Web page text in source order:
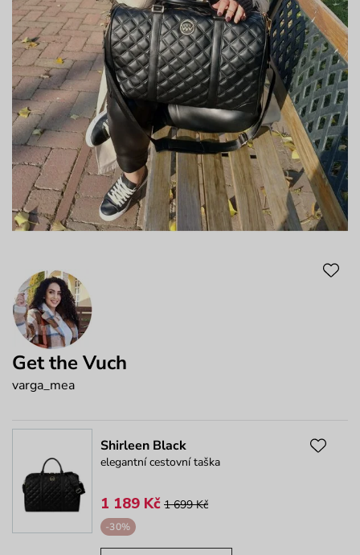
Get the Vuch
varga_mea
Shirleen Black
elegantní cestovní taška
1 189 Kč 1 699 Kč
-30%